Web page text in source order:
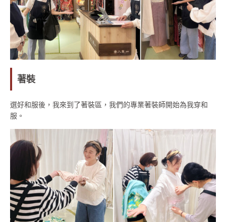
著裝
選好和服後，我來到了著裝區，我們的專業著裝師開始為我穿和
服。